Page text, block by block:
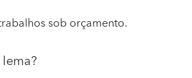
sob orçamento.